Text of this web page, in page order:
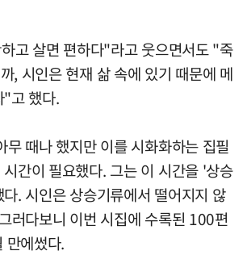
고 살면 편하다"라고 웃으면서도 "죽
, 시인은 현재 삶 속에 있기 때문에 메
"고 했다.
무 때나 했지만 이를 시화화하는 집필
간이 필요했다. 그는 이 시간을 '상승
. 시인은 상승기류에서 떨어지지 않
러다보니 이번 시집에 수록된 100편
만에썼다.